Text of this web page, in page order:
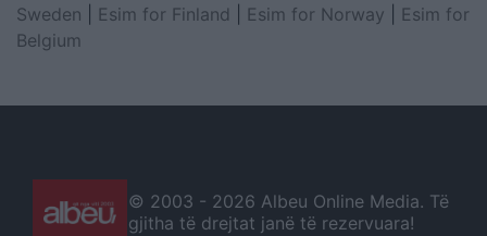
Sweden
Esim for Finland Esim for Norway
Esim for
Belgium
© 2003 - 2026 Albeu Online Media. Të
gjitha të drejtat janë të rezervuara!